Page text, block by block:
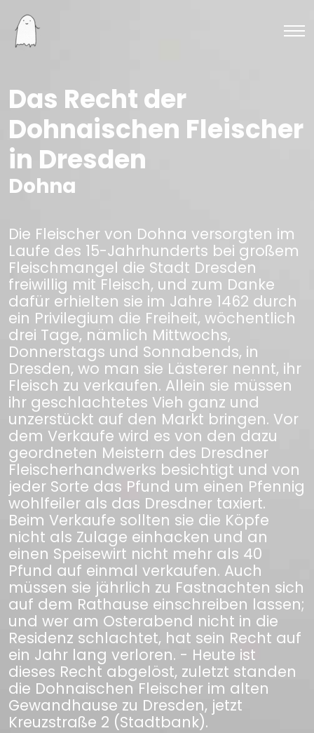
Das Recht der
Dohnaischen Fleischer
in Dresden
Dohna
Die Fleischer von Dohna versorgten im
Laufe des 15-Jahrhunderts bei großem
Fleischmangel die Stadt Dresden
freiwillig mit Fleisch, und zum Danke
dafür erhielten sie im Jahre 1462 durch
ein Privilegium die Freiheit, wöchentlich
drei Tage, nämlich Mittwochs,
Donnerstags und Sonnabends, in
Dresden, wo man sie Lästerer nennt, ihr
Fleisch zu verkaufen. Allein sie müssen
ihr geschlachtetes Vieh ganz und
unzerstückt auf den Markt bringen. Vor
dem Verkaufe wird es von den dazu
geordneten Meistern des Dresdner
Fleischerhandwerks besichtigt und von
jeder Sorte das Pfund um einen Pfennig
wohlfeiler als das Dresdner taxiert.
Beim Verkaufe sollten sie die Köpfe
nicht als Zulage einhacken und an
einen Speisewirt nicht mehr als 40
Pfund auf einmal verkaufen. Auch
müssen sie jährlich zu Fastnachten sich
auf dem Rathause einschreiben lassen;
und wer am Osterabend nicht in die
Residenz schlachtet, hat sein Recht auf
ein Jahr lang verloren. - Heute ist
dieses Recht abgelöst, zuletzt standen
die Dohnaischen Fleischer im alten
Gewandhause zu Dresden, jetzt
Kreuzstraße 2 (Stadtbank).